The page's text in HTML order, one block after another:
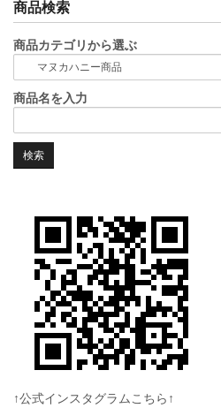
商品検索
商品カテゴリから選ぶ
商品名を入力
↑公式インスタグラムこちら↑